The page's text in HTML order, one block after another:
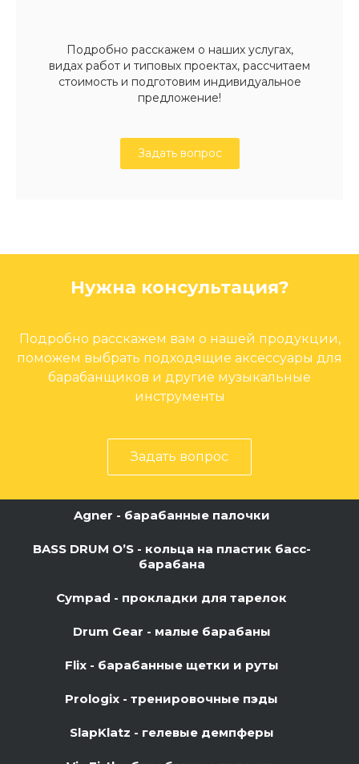
Подробно расскажем о наших услугах,
видах работ и типовых проектах, рассчитаем
стоимость и подготовим индивидуальное
предложение!
Задать вопрос
Нужна консультация?
Подробно расскажем вам о нашей продукции,
поможем выбрать подходящие аксессуары для
барабанщиков и другие музыкальные
инструменты
Задать вопрос
Agner - барабанные палочки
BASS DRUM O’S - кольца на пластик басс-
барабана
Cympad - прокладки для тарелок
Drum Gear - малые барабаны
Flix - барабанные щетки и руты
Prologix - тренировочные пэды
SlapKlatz - гелевые демпферы